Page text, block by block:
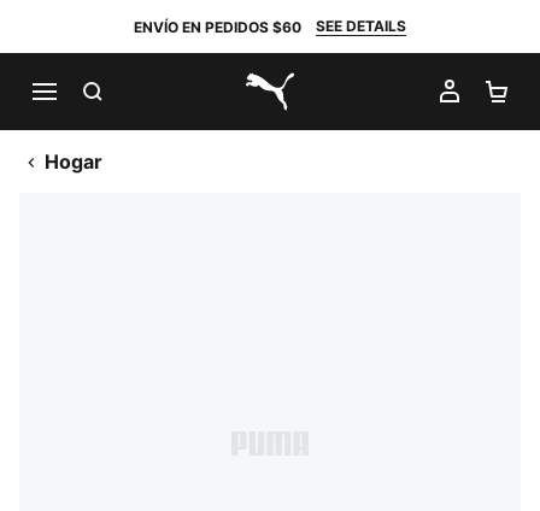
ENVÍO EN PEDIDOS $60 SEE DETAILS
PUMA.com
MI
Hogar